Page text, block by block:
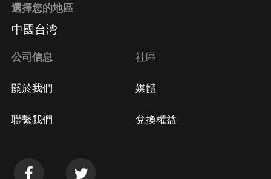
選擇您的地區
中國台湾
公司信息
關於我們
聯繫我們
社區
媒體
兌換權益